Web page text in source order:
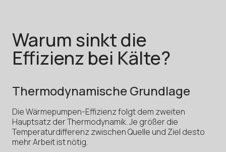
Warum sinkt die
Effizienz bei Kälte?
Thermodynamische Grundlage
Die Wärmepumpen-Effizienz folgt dem zweiten
Hauptsatz der Thermodynamik. Je größer die
Temperaturdifferenz zwischen Quelle und Ziel desto
mehr Arbeit ist nötig.